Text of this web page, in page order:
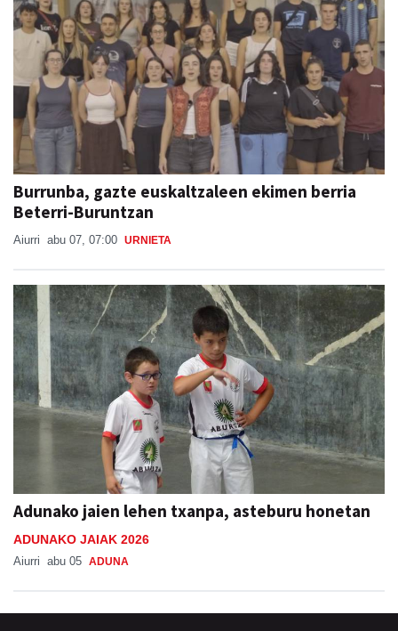
Burrunba, gazte euskaltzaleen ekimen berria
Beterri-Buruntzan
Aiurri abu 07, 07:00 URNIETA
Adunako jaien lehen txanpa, asteburu honetan
ADUNAKO JAIAK 2026
Aiurri abu 05 ADUNA